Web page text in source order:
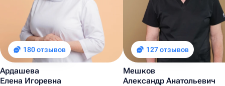
180 отзывов
Ардашева
Елена Игоревна
127 отзывов
Мешков
Александр Анатольевич